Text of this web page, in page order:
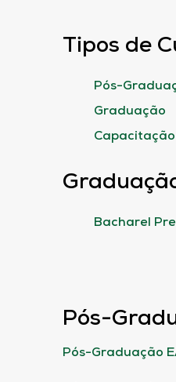
Tipos de
Pós-
Graduação
Capacitação
Bacharel
Pós-
Pós-Graduação